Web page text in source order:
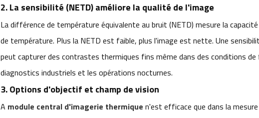
2. La sensibilité (NETD) améliore la qualité de l'image
La différence de température équivalente au bruit (NETD) mesure la
de température. Plus la NETD est faible, plus l'image est nette. Une
peut capturer des contrastes thermiques fins même dans des conditions
diagnostics industriels et les opérations nocturnes.
3. Options d'objectif et champ de vision
A module central d'imagerie thermique n'est efficace que dans la